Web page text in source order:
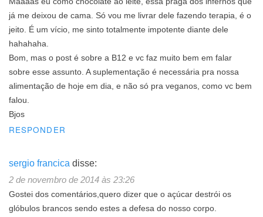
já me deixou de cama. Só vou me livrar dele fazendo terapia, é o
jeito. É um vício, me sinto totalmente impotente diante dele
hahahaha.
Bom, mas o post é sobre a B12 e vc faz muito bem em falar
sobre esse assunto. A suplementação é necessária pra nossa
alimentação de hoje em dia, e não só pra veganos, como vc bem
falou.
Bjos
RESPONDER
sergio francica disse:
2 de novembro de 2014 às 23:26
Gostei dos comentários,quero dizer que o açúcar destrói os
glóbulos brancos sendo estes a defesa do nosso corpo.